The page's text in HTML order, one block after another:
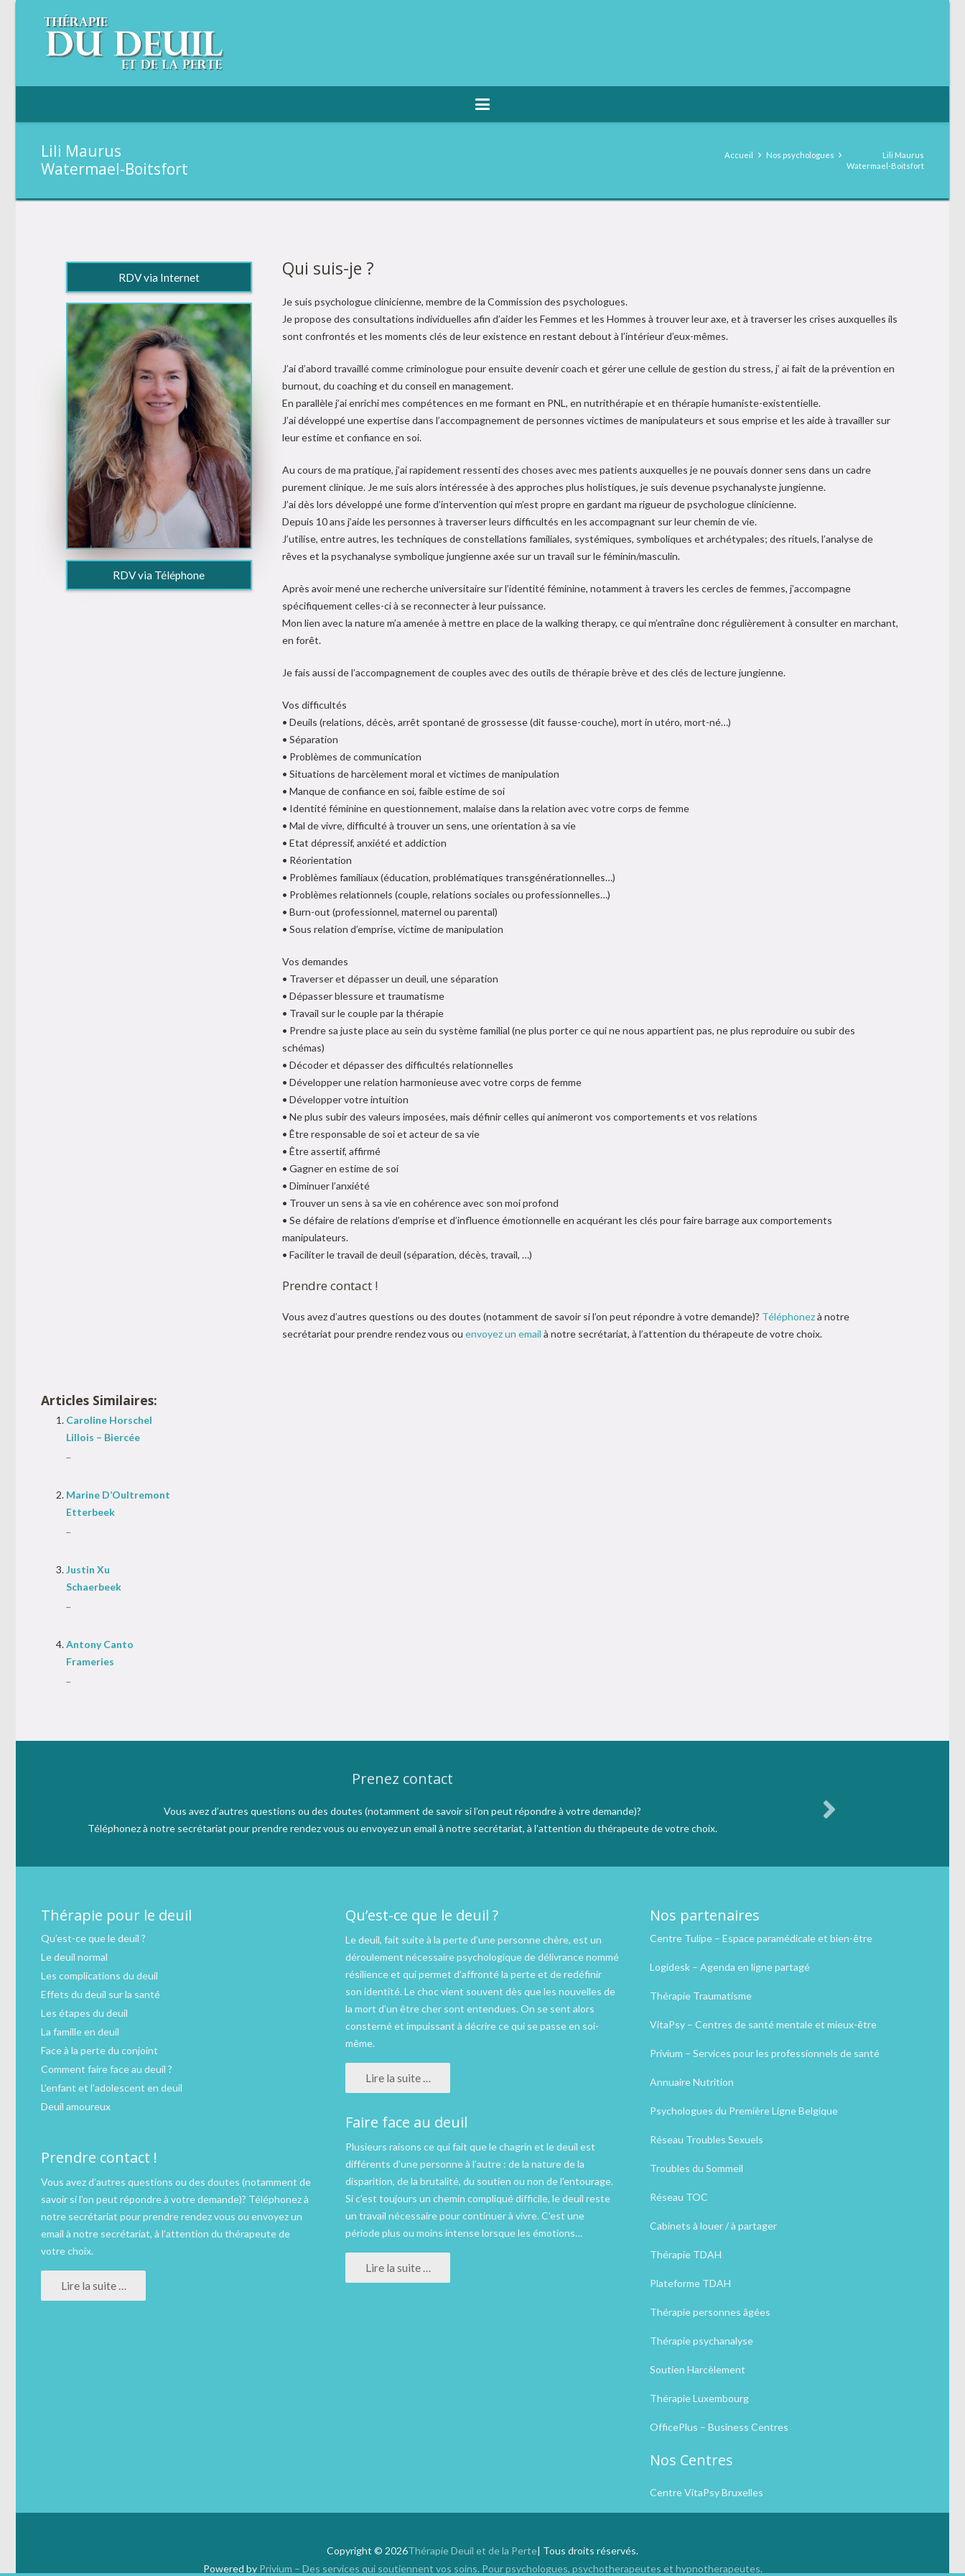
Lili Maurus
Watermael-Boitsfort
Accueil Nos psychologues
Lili Maurus
Watermael-Boitsfort
RDV via Internet
RDV via Téléphone
Qui suis-je ?
Je suis psychologue clinicienne, membre de la Commission des psychologues.
Je propose des consultations individuelles afin d’aider les Femmes et les Hommes à trouver leur axe, et à traverser les crises auxquelles ils
sont confrontés et les moments clés de leur existence en restant debout à l’intérieur d’eux-mêmes.
J’ai d’abord travaillé comme criminologue pour ensuite devenir coach et gérer une cellule de gestion du stress, j’ ai fait de la prévention en
burnout, du coaching et du conseil en management.
En parallèle j’ai enrichi mes compétences en me formant en PNL, en nutrithérapie et en thérapie humaniste-existentielle.
J’ai développé une expertise dans l’accompagnement de personnes victimes de manipulateurs et sous emprise et les aide à travailler sur
leur estime et confiance en soi.
Au cours de ma pratique, j’ai rapidement ressenti des choses avec mes patients auxquelles je ne pouvais donner sens dans un cadre
purement clinique. Je me suis alors intéressée à des approches plus holistiques, je suis devenue psychanalyste jungienne.
J’ai dès lors développé une forme d’intervention qui m’est propre en gardant ma rigueur de psychologue clinicienne.
Depuis 10 ans j’aide les personnes à traverser leurs difficultés en les accompagnant sur leur chemin de vie.
J’utilise, entre autres, les techniques de constellations familiales, systémiques, symboliques et archétypales; des rituels, l’analyse de
rêves et la psychanalyse symbolique jungienne axée sur un travail sur le féminin/masculin.
Après avoir mené une recherche universitaire sur l’identité féminine, notamment à travers les cercles de femmes, j’accompagne
spécifiquement celles-ci à se reconnecter à leur puissance.
Mon lien avec la nature m’a amenée à mettre en place de la walking therapy, ce qui m’entraîne donc régulièrement à consulter en marchant,
en forêt.
Je fais aussi de l’accompagnement de couples avec des outils de thérapie brève et des clés de lecture jungienne.
Vos difficultés
• Deuils (relations, décès, arrêt spontané de grossesse (dit fausse-couche), mort in utéro, mort-né…)
• Séparation
• Problèmes de communication
• Situations de harcèlement moral et victimes de manipulation
• Manque de confiance en soi, faible estime de soi
• Identité féminine en questionnement, malaise dans la relation avec votre corps de femme
• Mal de vivre, difficulté à trouver un sens, une orientation à sa vie
• Etat dépressif, anxiété et addiction
• Réorientation
• Problèmes familiaux (éducation, problématiques transgénérationnelles…)
• Problèmes relationnels (couple, relations sociales ou professionnelles…)
• Burn-out (professionnel, maternel ou parental)
• Sous relation d’emprise, victime de manipulation
Vos demandes
• Traverser et dépasser un deuil, une séparation
• Dépasser blessure et traumatisme
• Travail sur le couple par la thérapie
• Prendre sa juste place au sein du système familial (ne plus porter ce qui ne nous appartient pas, ne plus reproduire ou subir des
schémas)
• Décoder et dépasser des difficultés relationnelles
• Développer une relation harmonieuse avec votre corps de femme
• Développer votre intuition
• Ne plus subir des valeurs imposées, mais définir celles qui animeront vos comportements et vos relations
• Être responsable de soi et acteur de sa vie
• Être assertif, affirmé
• Gagner en estime de soi
• Diminuer l’anxiété
• Trouver un sens à sa vie en cohérence avec son moi profond
• Se défaire de relations d’emprise et d’influence émotionnelle en acquérant les clés pour faire barrage aux comportements
manipulateurs.
• Faciliter le travail de deuil (séparation, décès, travail, …)
Prendre contact !
Vous avez d’autres questions ou des doutes (notamment de savoir si l’on peut répondre à votre demande)? Téléphonezà notre
secrétariat pour prendre rendez vous ou envoyez un email à notre secrétariat, à l’attention du thérapeute de votre choix.
Articles Similaires:
Caroline Horschel
Lillois – Biercée
Marine D’Oultremont
Etterbeek
Justin Xu
Schaerbeek
Antony Canto
Frameries
Prenez contact
Vous avez d’autres questions ou des doutes (notamment de savoir si l’on peut répondre à votre demande)?
Téléphonez à notre secrétariat pour prendre rendez vous ou envoyez un email à notre secrétariat, à l’attention du thérapeute de votre choix.
Thérapie pour le deuil
Qu’est-ce que le deuil ?
Le deuil normal
Les complications du deuil
Effets du deuil sur la santé
Les étapes du deuil
La famille en deuil
Face à la perte du conjoint
Comment faire face au deuil ?
L’enfant et l’adolescent en deuil
Deuil amoureux
Prendre contact !
Vous avez d’autres questions ou des doutes (notamment de
savoir si l’on peut répondre à votre demande)? Téléphonezà
notre secrétariat pour prendre rendez vous ou envoyez un
email à notre secrétariat, à l’attention du thérapeute de
votre choix.
Lire la suite …
Qu’est-ce que le deuil ?
Le deuil, fait suite à la perte d’une personne chère, est un
déroulement nécessaire psychologique de délivrance nommé
résilience et qui permet d’affronté la perte et de redéfinir
son identité. Le choc vient souvent dès que les nouvelles de
la mort d’un être cher sont entendues. On se sent alors
consterné et impuissant à décrire ce qui se passe en soi-
même.
Lire la suite …
Faire face au deuil
Plusieurs raisons ce qui fait que le chagrin et le deuil est
différents d’une personne à l’autre : de la nature de la
disparition, de la brutalité, du soutien ou non de l’entourage.
Si c’est toujours un chemin compliqué difficile, le deuil reste
un travail nécessaire pour continuer à vivre. C’est une
période plus ou moins intense lorsque les émotions…
Lire la suite …
Nos partenaires
Centre Tulipe – Espace paramédicale et bien-être
Logidesk – Agenda en ligne partagé
Thérapie Traumatisme
VitaPsy – Centres de santé mentale et mieux-être
Privium – Services pour les professionnels de santé
Annuaire Nutrition
Psychologues du Première Ligne Belgique
Réseau Troubles Sexuels
Troubles du Sommeil
Réseau TOC
Cabinets à louer / à partager
Thérapie TDAH
Plateforme TDAH
Thérapie personnes âgées
Thérapie psychanalyse
Soutien Harcèlement
Thérapie Luxembourg
OfficePlus – Business Centres
Nos Centres
Centre VitaPsy Bruxelles
Copyright © 2026Thérapie Deuil et de la Perte| Tous droits réservés.
Powered by Privium – Des services qui soutiennent vos soins. Pour psychologues, psychotherapeutes et hypnotherapeutes.